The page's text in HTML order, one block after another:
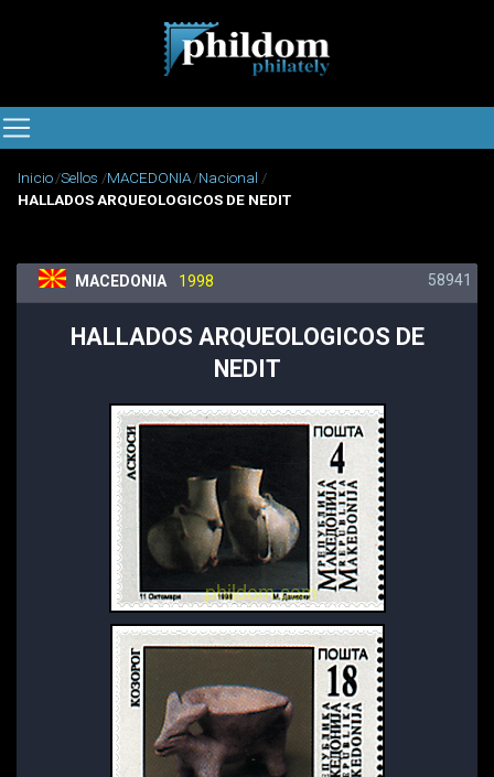
Inicio Sellos MACEDONIA Nacional
HALLADOS ARQUEOLOGICOS DE NEDIT
MACEDONIA 1998 58941
HALLADOS ARQUEOLOGICOS DE
NEDIT